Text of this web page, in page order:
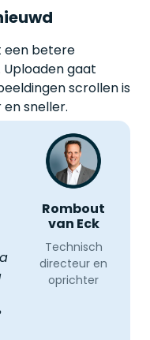
een betere
gaat
scrollen is
sneller.
Rombout
van Eck
Technisch
directeur en
oprichter